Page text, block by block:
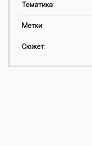
Тематика:
Метки:
Сюжет: